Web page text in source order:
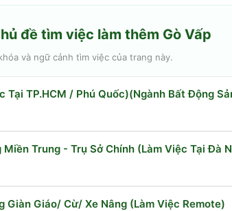
đề tìm việc làm thêm Gò Vấp
và ngữ cảnh tìm việc của trang này.
Tại TP.HCM / Phú Quốc)(Ngành Bất Động
Trung - Trụ Sở Chính (Làm Việc Tại Đà
Giàn Giáo/ Cừ/ Xe Nâng (Làm Việc Remote)